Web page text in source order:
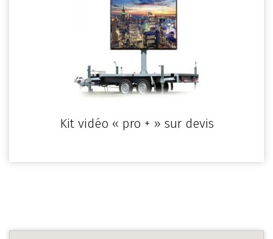
Kit vidéo « pro + » sur devis